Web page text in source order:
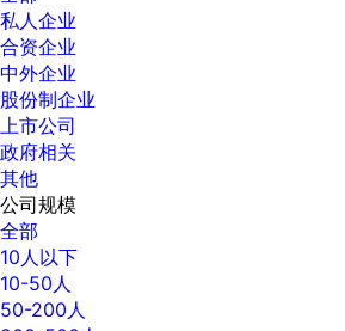
私人企业
合资企业
中外企业
股份制企业
上市公司
政府相关
其他
公司规模
全部
10人以下
10-50人
50-200人